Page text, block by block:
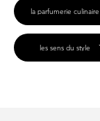
la parfumerie culinaire
les sens du style